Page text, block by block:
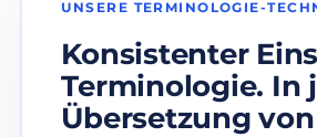
UNSERE TERMINOLOGIE-
Konsistenter
Terminologie. In
Übersetzung